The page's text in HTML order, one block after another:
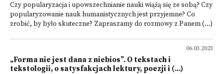
Czy popularyzacja i upowszechnianie nauki wiążą się ze sobą? Czy
popularyzowanie nauk humanistycznych jest przyjemne? Co
zrobić, by było skuteczne? Zapraszamy do rozmowy z Panem (...)
06.03.2023
„Forma nie jest dana z niebios”. O tekstach i
tekstologii, o satysfakcjach lektury, poezji i (...)